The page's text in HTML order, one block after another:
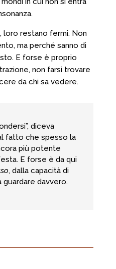
loro restano fermi. Non
ma perché sanno di
E forse è proprio
non farsi trovare
da chi sa vedere.
diceva
fatto che spesso la
più potente
E forse è da qui
, dalla capacità di
guardare davvero.